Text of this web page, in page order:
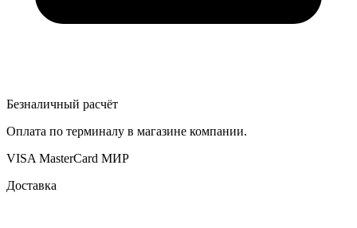
Безналичный расчёт
Оплата по терминалу в магазине компании.
VISA MasterCard МИР
Доставка